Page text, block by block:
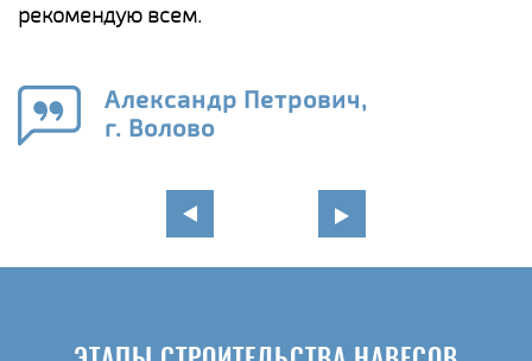
рекомендую всем.
Александр Петрович,
г. Волово